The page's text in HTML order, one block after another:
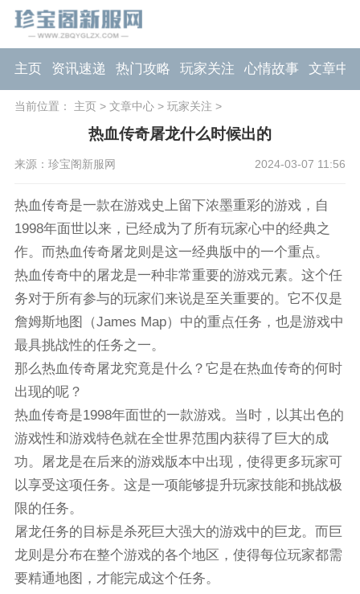
主页 资讯速递 热门攻略 玩家关注 心情故事 文章中
当前位置： 主页> 文章中心> 玩家关注 >
热血传奇屠龙什么时候出的
来源：珍宝阁新服网 2024-03-07 11:56
热血传奇是一款在游戏史上留下浓墨重彩的游戏，自
1998年面世以来，已经成为了所有玩家心中的经典之
作。而热血传奇屠龙则是这一经典版中的一个重点。
热血传奇中的屠龙是一种非常重要的游戏元素。这个任
务对于所有参与的玩家们来说是至关重要的。它不仅是
詹姆斯地图（James Map）中的重点任务，也是游戏中
最具挑战性的任务之一。
那么热血传奇屠龙究竟是什么？它是在热血传奇的何时
出现的呢？
热血传奇是1998年面世的一款游戏。当时，以其出色的
游戏性和游戏特色就在全世界范围内获得了巨大的成
功。屠龙是在后来的游戏版本中出现，使得更多玩家可
以享受这项任务。这是一项能够提升玩家技能和挑战极
限的任务。
屠龙任务的目标是杀死巨大强大的游戏中的巨龙。而巨
龙则是分布在整个游戏的各个地区，使得每位玩家都需
要精通地图，才能完成这个任务。